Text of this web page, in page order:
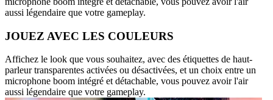
aussi légendaire que votre gameplay.
JOUEZ AVEC LES COULEURS
Affichez le look que vous souhaitez, avec des étiquettes de haut-
parleur transparentes activées ou désactivées, et un choix entre un
microphone boom intégré et détachable, vous pouvez avoir l'air
aussi légendaire que votre gameplay.